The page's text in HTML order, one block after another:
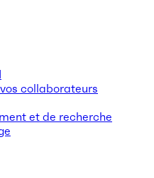
collaborateurs
et de recherche